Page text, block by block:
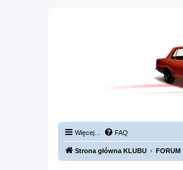
Więcej… FAQ
Strona główna KLUBU FORUM